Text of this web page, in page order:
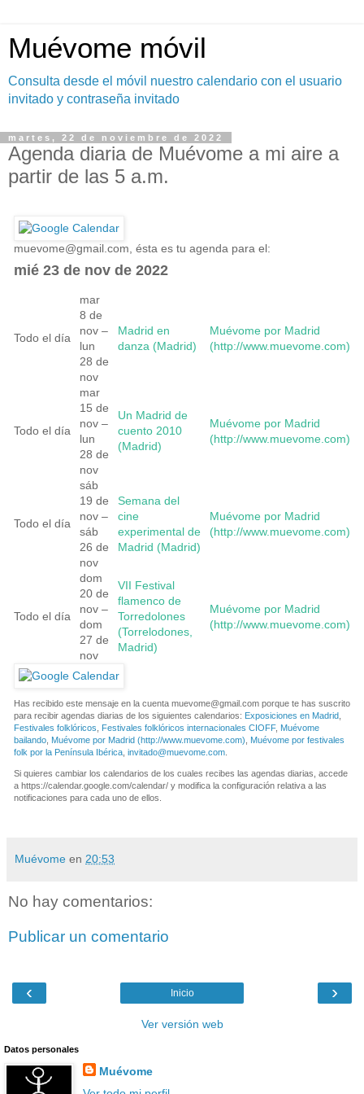
Muévome móvil
Consulta desde el móvil nuestro calendario con el usuario
invitado y contraseña invitado
martes, 22 de noviembre de 2022
Agenda diaria de Muévome a mi aire a
partir de las 5 a.m.
muevome@gmail.com , ésta es tu agenda para el:
mié 23 de nov de 2022
Todo el día
mar
8 de
nov –
lun
28 de
nov
Madrid en
danza (Madrid)
Muévome por Madrid
(http://www.muevome.com)
Todo el día
mar
15 de
nov –
lun
28 de
nov
Un Madrid de
cuento 2010
(Madrid)
Muévome por Madrid
(http://www.muevome.com)
Todo el día
sáb
19 de
nov –
sáb
26 de
nov
Semana del
cine
experimental de
Madrid (Madrid)
Muévome por Madrid
(http://www.muevome.com)
Todo el día
dom
20 de
nov –
dom
27 de
nov
VII Festival
flamenco de
Torredolones
(Torrelodones,
Madrid)
Muévome por Madrid
(http://www.muevome.com)
Has recibido este mensaje en la cuenta muevome@gmail.com porque te has suscrito
para recibir agendas diarias de los siguientes calendarios: Exposiciones en Madrid
Festivales folklóricos
Festivales folklóricos internacionales CIOFF, Muévome
bailando Muévome por Madrid (http://www.muevome.com)
Muévome por festivales
folk por la Península Ibérica invitado@muevome.com
Si quieres cambiar los calendarios de los cuales recibes las agendas diarias, accede
a https://calendar.google.com/calendar/ y modifica la configuración relativa a las
notificaciones para cada uno de ellos.
Muévome en 20:53
No hay comentarios:
Publicar un comentario
‹ ›
Inicio
Ver versión web
Datos personales
Muévome